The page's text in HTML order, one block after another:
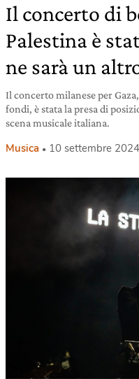
Il concerto di
Palestina è
ne sarà un
Il concerto milanese per
fondi, è stata la presa di
scena musicale italiana.
Musica 10 settembre 2024